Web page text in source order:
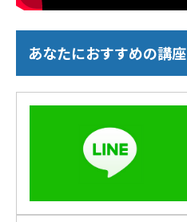
あなたにおすすめの講座